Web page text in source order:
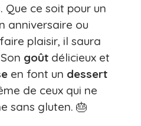
Que ce soit pour un
anniversaire ou
plaisir, il saura
goût délicieux et
en font un dessert
de ceux qui ne
sans gluten. 🎂